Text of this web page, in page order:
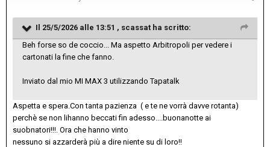
Il 25/5/2026 alle 13:51 , scassat ha scritto:
Beh forse so de coccio... Ma aspetto Arbitropoli per vedere i
cartonati la fine che fanno.
Inviato dal mio MI MAX 3 utilizzando Tapatalk
Aspetta e spera.Con tanta pazienza ( e te ne vorrà davve rotanta)
perchè se non lihanno beccati fin adesso....buonanotte ai
suobnatori!!!. Ora che hanno vinto
nessuno si azzarderà più a dire niente su di loro!!